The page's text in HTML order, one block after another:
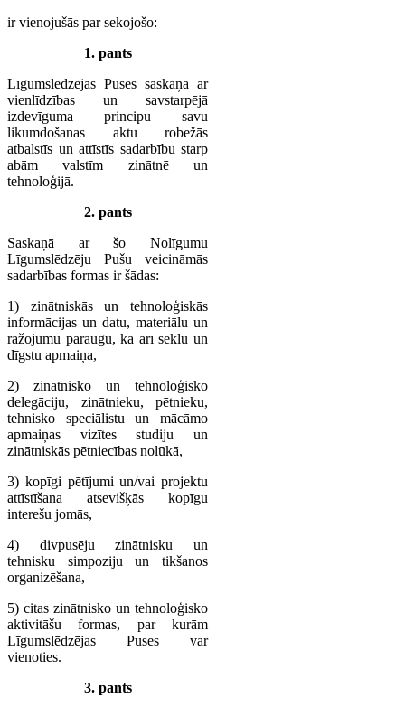
ir vienojušās par sekojošo:
1. pants
Līgumslēdzējas Puses saskaņā ar
vienlīdzības un savstarpējā
izdevīguma principu savu
likumdošanas aktu robežās
atbalstīs un attīstīs sadarbību starp
abām valstīm zinātnē un
tehnoloģijā.
2. pants
Saskaņā ar šo Nolīgumu
Līgumslēdzēju Pušu veicināmās
sadarbības formas ir šādas:
1) zinātniskās un tehnoloģiskās
informācijas un datu, materiālu un
ražojumu paraugu, kā arī sēklu un
dīgstu apmaiņa,
2) zinātnisko un tehnoloģisko
delegāciju, zinātnieku, pētnieku,
tehnisko speciālistu un mācāmo
apmaiņas vizītes studiju un
zinātniskās pētniecības nolūkā,
3) kopīgi pētījumi un/vai projektu
attīstīšana atsevišķās kopīgu
interešu jomās,
4) divpusēju zinātnisku un
tehnisku simpoziju un tikšanos
organizēšana,
5) citas zinātnisko un tehnoloģisko
aktivitāšu formas, par kurām
Līgumslēdzējas Puses var
vienoties.
3. pants